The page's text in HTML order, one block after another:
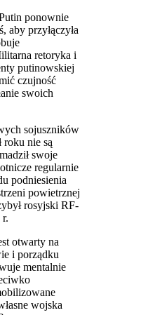
ponownie
aby przyłączyła
retoryka i
putinowskiej
czujność
swoich
sojuszników
roku nie są
swoje
regularnie
podniesienia
powietrznej
rosyjski RF-
otwarty na
i porządku
mentalnie
wojska